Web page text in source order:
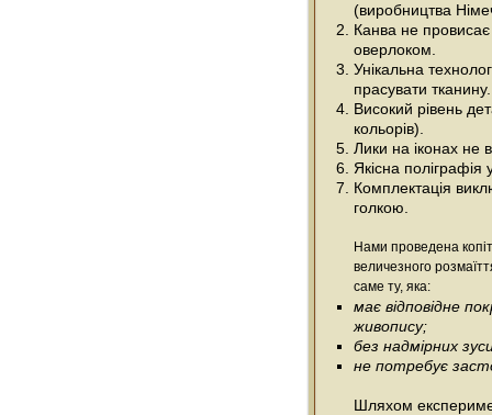
(виробництва
Канва не провисає
оверлоком.
Унікальна
прасувати тканину.
Високий рівень
кольорів).
Лики на іконах не
Якісна
Комплектація
голкою.
Нами проведена
величезного
саме ту, яка:
має відповідне
живопису;
без надмірних
не потребує
Шляхом